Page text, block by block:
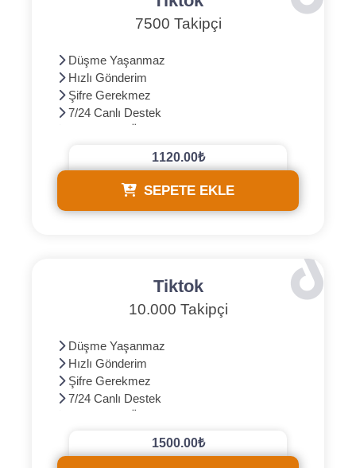
7500 Takipçi
Düşme Yaşanmaz
Hızlı Gönderim
Şifre Gerekmez
7/24 Canlı Destek
1120.00₺
SEPETE EKLE
Tiktok
10.000 Takipçi
Düşme Yaşanmaz
Hızlı Gönderim
Şifre Gerekmez
7/24 Canlı Destek
1500.00₺